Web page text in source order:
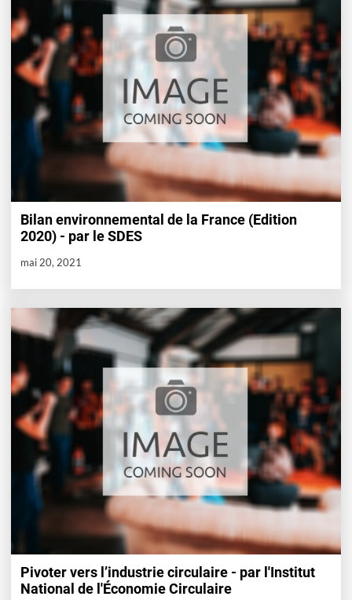
Bilan environnemental de la France (Edition
2020) - par le SDES
mai 20, 2021
Pivoter vers l’industrie circulaire - par l'Institut
National de l'Économie Circulaire